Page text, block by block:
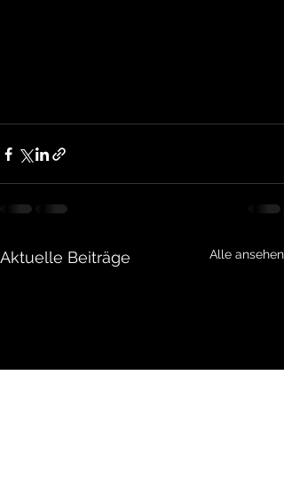
Aktuelle Beiträge Alle ansehen